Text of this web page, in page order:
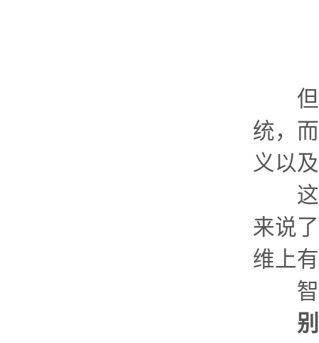
但智
统，
义以
这一
来说
维上
智慧